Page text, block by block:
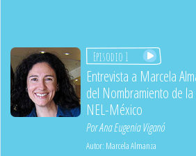
Episodio 1
Entrevista a Marcela
del Nombramiento de la
NEL-México
PorAna Eugenia Viganó
Autor: Marcela Almanza